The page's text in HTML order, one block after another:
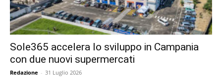
Sole365 accelera lo sviluppo in Campania
con due nuovi supermercati
Redazione - 31 Luglio 2026